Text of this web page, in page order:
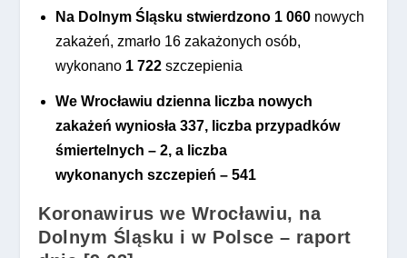
Na Dolnym Śląsku stwierdzono 1 060nowych
zakażeń, zmarło 16 zakażonych osób,
wykonano 1 722 szczepienia
We Wrocławiu dzienna liczba nowych
zakażeń wyniosła 337,liczba przypadków
śmiertelnych – 2, a liczba
wykonanych szczepień – 541
Koronawirus we Wrocławiu, na
Dolnym Śląsku i w Polsce – raport